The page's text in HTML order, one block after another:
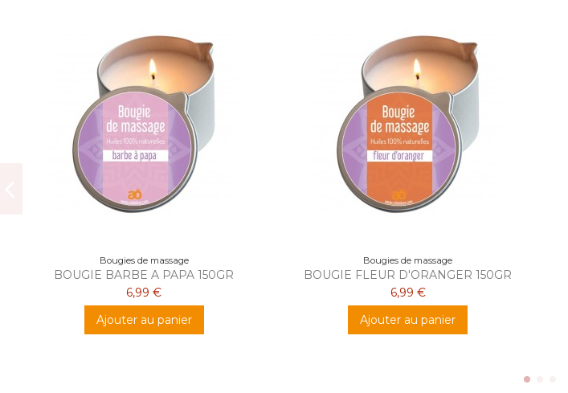
Bougies de massage
BOUGIE BARBE A PAPA 150GR
6,99 €
Ajouter au panier
Bougies de massage
BOUGIE FLEUR D'ORANGER 150GR
6,99 €
Ajouter au panier